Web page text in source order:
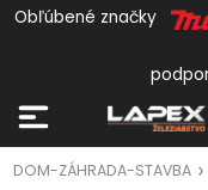
Obľúbené značky
DOM-ZÁHRADA-STAVBA